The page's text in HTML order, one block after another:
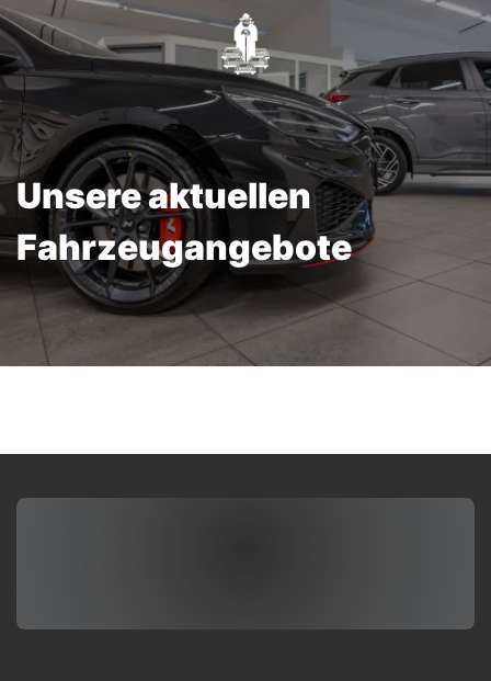
Unsere aktuellen
Fahrzeugangebote